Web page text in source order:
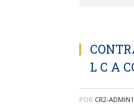
L C A
POR CR2-